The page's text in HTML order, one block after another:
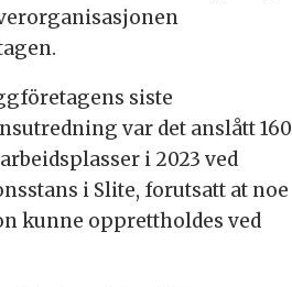
siste
var det anslått 160
i 2023 ved
i Slite, forutsatt at noe
kunne opprettholdes ved